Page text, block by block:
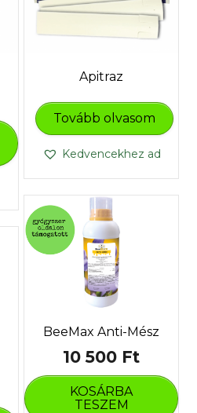
Apitraz
Tovább olvasom
Kedvencekhez ad
BeeMax Anti-Mész
10 500 Ft
KOSÁRBA
TESZEM